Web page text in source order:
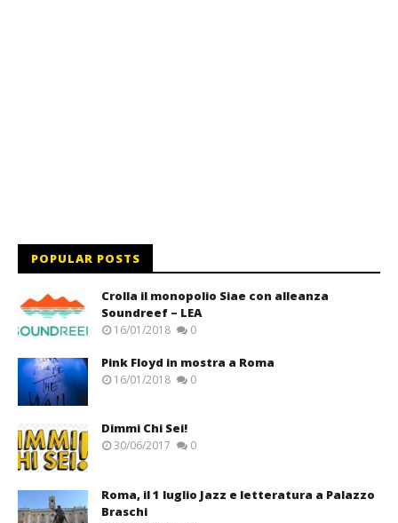
POPULAR POSTS
Crolla il monopolio Siae con alleanza
Soundreef – LEA
16/01/2018 0
Pink Floyd in mostra a Roma
16/01/2018 0
Dimmi Chi Sei!
30/06/2017 0
Roma, il 1 luglio Jazz e letteratura a Palazzo
Braschi